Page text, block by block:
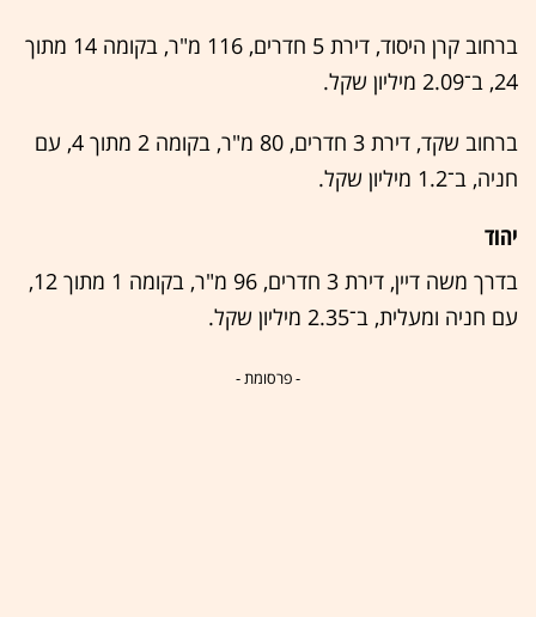
ברחוב קרן היסוד, דירת 5 חדרים, 116 מ"ר, בקומה 14 מתוך
24, ב־2.09 מיליון שקל.
ברחוב שקד, דירת 3 חדרים, 80 מ"ר, בקומה 2 מתוך 4, עם
חניה, ב־1.2 מיליון שקל.
יהוד
בדרך משה דיין, דירת 3 חדרים, 96 מ"ר, בקומה 1 מתוך 12,
עם חניה ומעלית, ב־2.35 מיליון שקל.
- פרסומת -